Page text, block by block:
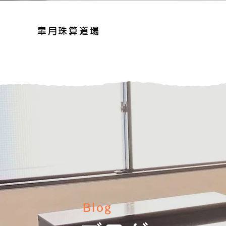
皐月珠算道場
Blog